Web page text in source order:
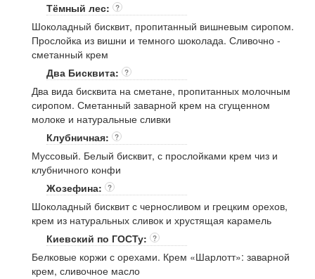
Тёмный лес:
?
Шоколадный бисквит, пропитанный вишневым сиропом.
Прослойка из вишни и темного шоколада. Сливочно -
сметанный крем
Два Бисквита:
?
Два вида бисквита на сметане, пропитанных молочным
сиропом. Сметанный заварной крем на сгущенном
молоке и натуральные сливки
Клубничная:
?
Муссовый. Белый бисквит, с прослойками крем чиз и
клубничного конфи
Жозефина:
?
Шоколадный бисквит с черносливом и грецким орехов,
крем из натуральных сливок и хрустящая карамель
Киевский по ГОСТу:
?
Белковые коржи с орехами. Крем «Шарлотт»: заварной
крем, сливочное масло